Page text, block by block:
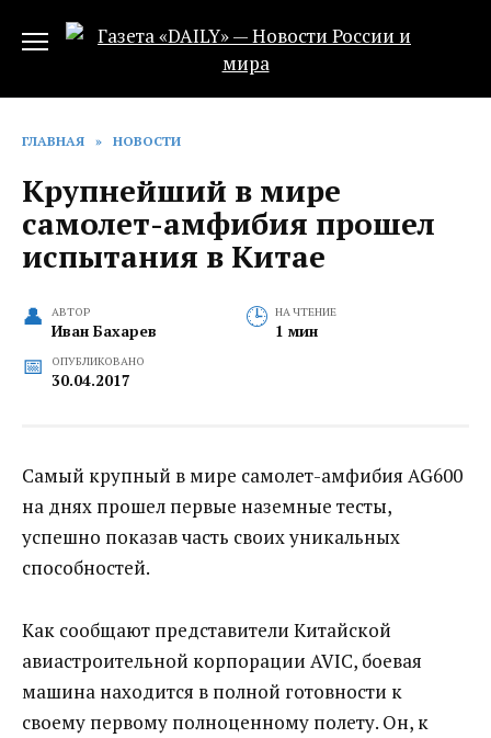
ГЛАВНАЯ » НОВОСТИ
Крупнейший в мире
самолет-амфибия прошел
испытания в Китае
АВТОР
Иван Бахарев
НА ЧТЕНИЕ
1 мин
ОПУБЛИКОВАНО
30.04.2017
Самый крупный в мире самолет-амфибия AG600
на днях прошел первые наземные тесты,
успешно показав часть своих уникальных
способностей.
Как сообщают представители Китайской
авиастроительной корпорации AVIC, боевая
машина находится в полной готовности к
своему первому полноценному полету. Он, к